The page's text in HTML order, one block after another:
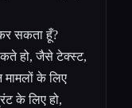
सकता हूँ?
हो, जैसे टेक्स्ट,
के लिए
के लिए हो,